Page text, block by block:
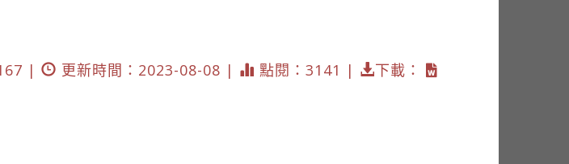
|
更新時間：2023-08-08 | 點閱：3141 | 下載：